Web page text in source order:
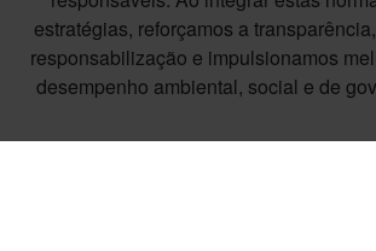
estratégias, reforçamos a
responsabilização e impulsionamos
desempenho ambiental, social e de